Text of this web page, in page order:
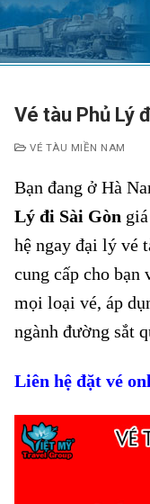
Chuyển
đến
nội
Vé tàu Phủ Lý
VÉ TÀU MIỀN NAM
Bạn đang ở Hà
Lý đi Sài Gòn
hệ ngay đại lý vé
cung cấp cho bạn
mọi loại vé, áp
ngành đường sắt
Liên hệ đặt vé